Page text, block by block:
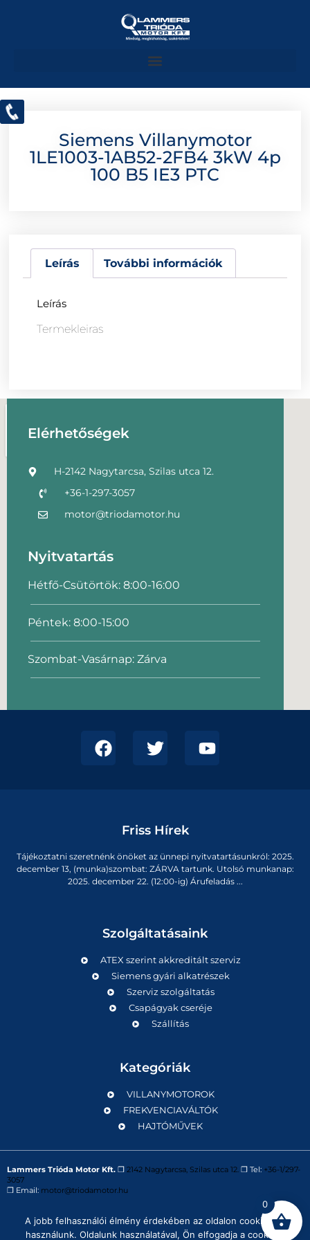
Siemens Villanymotor
1LE1003-1AB52-2FB4 3kW 4p
100 B5 IE3 PTC
Leírás További információk
Leírás
Termekleiras
Elérhetőségek
H-2142 Nagytarcsa, Szilas utca 12.
+36-1-297-3057
motor@triodamotor.hu
Nyitvatartás
Hétfő-Csütörtök: 8:00-16:00
Péntek: 8:00-15:00
Szombat-Vasárnap: Zárva
Friss Hírek
Tájékoztatni szeretnénk önöket az ünnepi nyitvatartásunkról: 2025.
december 13, (munka)szombat: ZÁRVA tartunk. Utolsó munkanap:
2025. december 22. (12:00-ig) Árufeladás ...
Szolgáltatásaink
ATEX szerint akkreditált szerviz
Siemens gyári alkatrészek
Szerviz szolgáltatás
Csapágyak cseréje
Szállítás
Kategóriák
VILLANYMOTOROK
FREKVENCIAVÁLTÓK
HAJTÓMŰVEK
Lammers Trióda Motor Kft. ❒ 2142 Nagytarcsa, Szilas utca 12. ❒ Tel: +36-1/297-
3057
❒ Email: motor@triodamotor.hu
Powered byDigit-Now Kft.
0
A jobb felhasználói élmény érdekében az oldalon cookie-kat
használunk. Oldalunk használatával, Ön elfogadja a cookie-k